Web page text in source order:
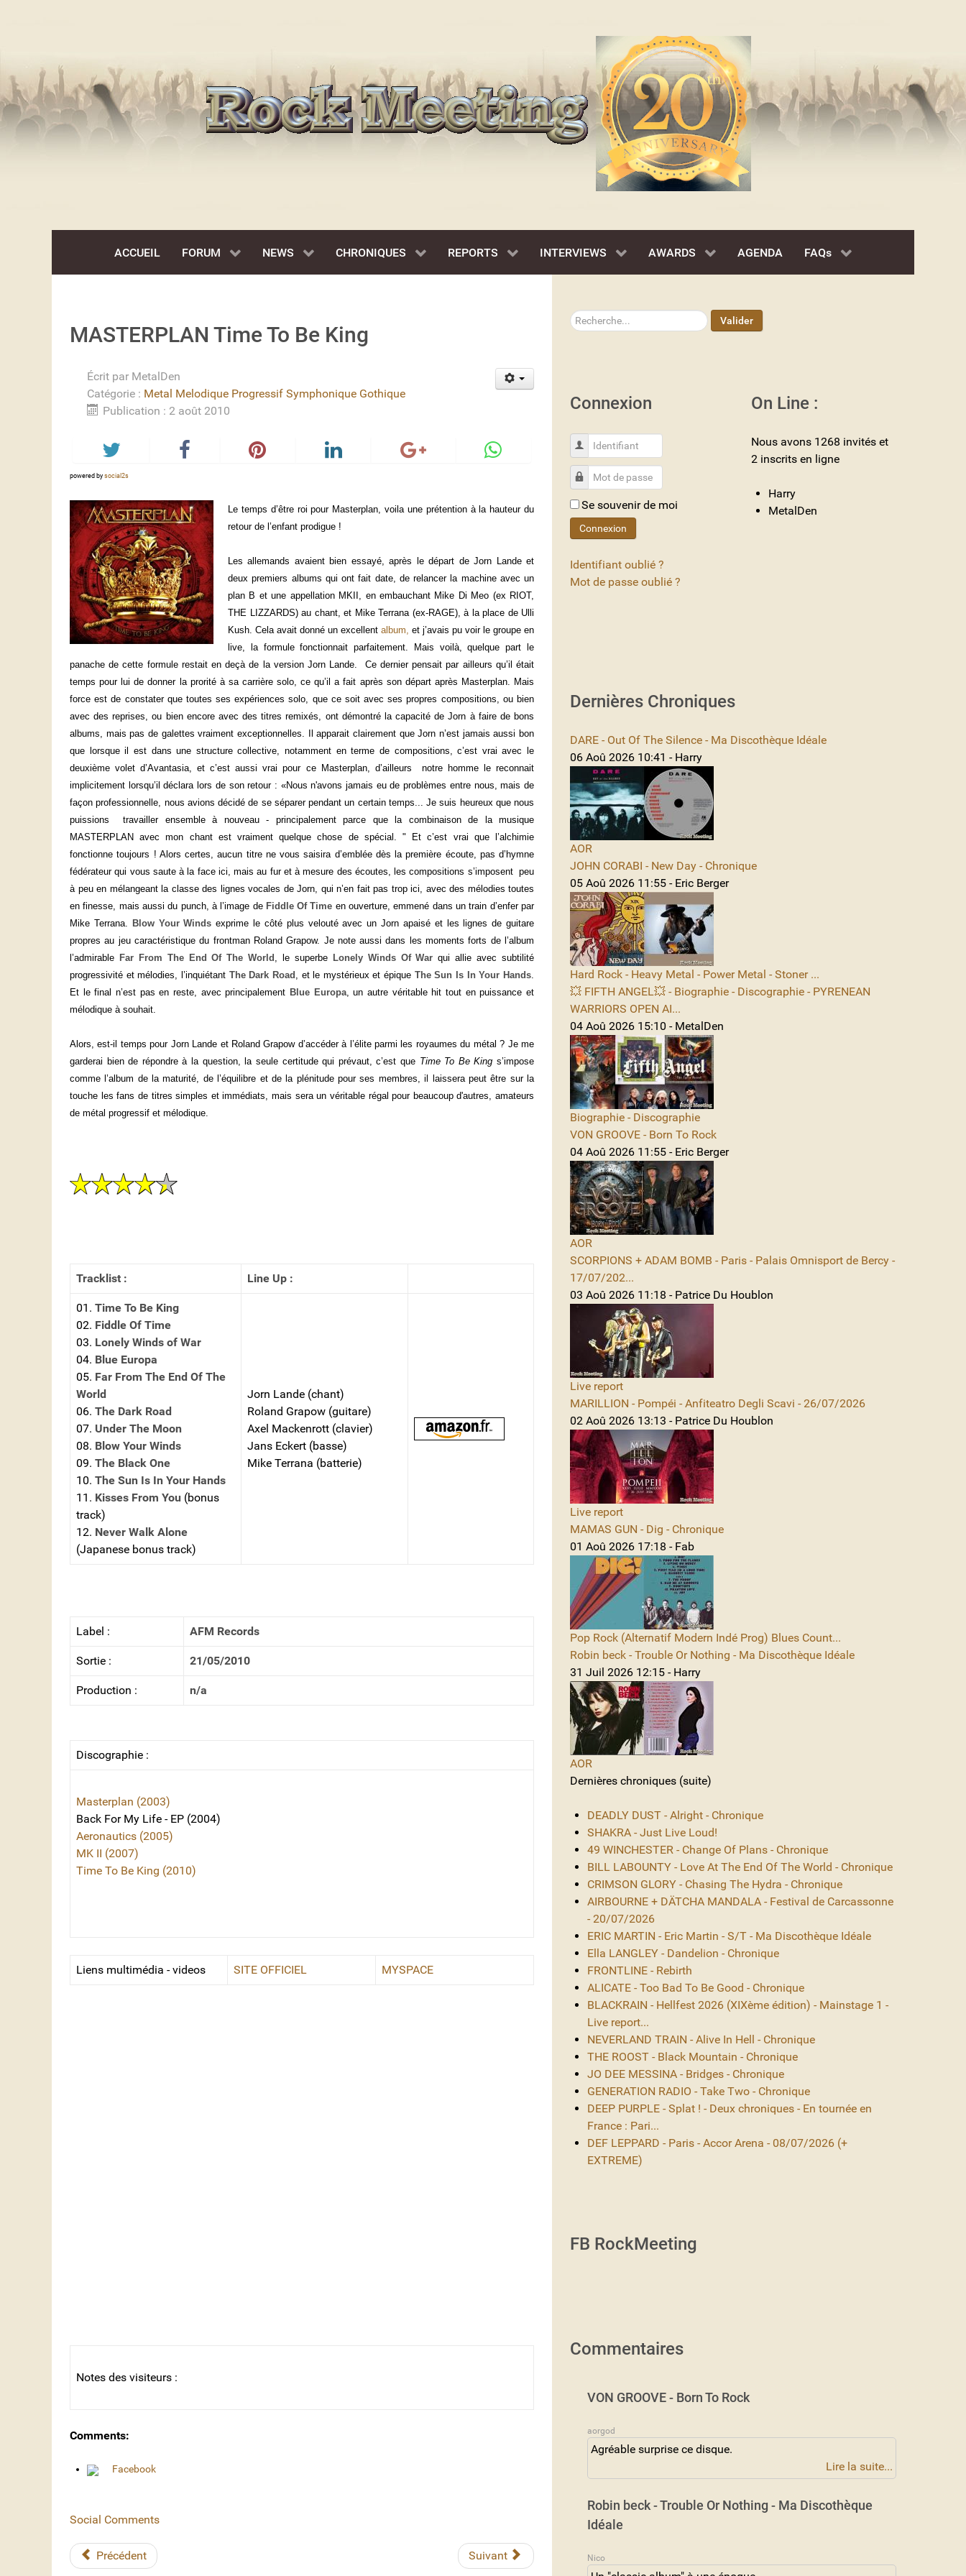
ACCUEIL FORUM NEWS CHRONIQUES REPORTS INTERVIEWS AWARDS AGENDA FAQs
MASTERPLAN Time To Be King
Écrit par MetalDen
Catégorie : Metal Melodique Progressif Symphonique Gothique
Publication : 2 août 2010
powered by social2s
Le temps d’être roi pour Masterplan, voila une prétention à la hauteur du
retour de l’enfant prodigue !
Les allemands avaient bien essayé, après le départ de Jorn Lande et
deux premiers albums qui ont fait date, de relancer la machine avec un
plan B et une appellation MKII, en embauchant Mike Di Meo (ex RIOT,
THE LIZZARDS) au chant, et Mike Terrana (ex-RAGE), à la place de Ulli
Kush. Cela avait donné un excellent album, et j’avais pu voir le groupe en
live, la formule fonctionnait parfaitement. Mais voilà, quelque part le
panache de cette formule restait en deçà de la version Jorn Lande. Ce dernier pensait par ailleurs qu’il était
temps pour lui de donner la prorité à sa carrière solo, ce qu’il a fait après son départ après Masterplan. Mais
force est de constater que toutes ses expériences solo, que ce soit avec ses propres compositions, ou bien
avec des reprises, ou bien encore avec des titres remixés, ont démontré la capacité de Jorn à faire de bons
albums, mais pas de galettes vraiment exceptionnelles. Il apparait clairement que Jorn n’est jamais aussi bon
que lorsque il est dans une structure collective, notamment en terme de compositions, c’est vrai avec le
deuxième volet d’Avantasia, et c’est aussi vrai pour ce Masterplan, d’ailleurs
notre homme le reconnait
implicitement lorsqu’il déclara lors de son retour : «Nous n'avons jamais eu de problèmes entre nous, mais de
façon professionnelle, nous avions décidé de se séparer pendant un certain temps... Je suis heureux que nous
puissions
travailler ensemble à nouveau - principalement parce que la combinaison de la musique
MASTERPLAN avec mon chant est vraiment quelque chose de spécial. " Et c’est vrai que l’alchimie
fonctionne toujours ! Alors certes, aucun titre ne vous saisira d’emblée dès la première écoute, pas d’hymne
fédérateur qui vous saute à la face ici, mais au fur et à mesure des écoutes, les compositions s’imposent peu
à peu en mélangeant la classe des lignes vocales de Jorn, qui n’en fait pas trop ici, avec des mélodies toutes
en finesse, mais aussi du punch, à l’image de Fiddle Of Time en ouverture, emmené dans un train d’enfer par
Mike Terrana. Blow Your Winds exprime le côté plus velouté avec un Jorn apaisé et les lignes de guitare
propres au jeu caractéristique du frontman Roland Grapow. Je note aussi dans les moments forts de l’album
l’admirable Far From The End Of The World , le superbe Lonely Winds Of War qui allie avec subtilité
progressivité et mélodies, l’inquiétant The Dark Road , et le mystérieux et épique The Sun Is In Your Hands.
Et le final n’est pas en reste, avec principalement Blue Europa, un autre véritable hit tout en puissance et
mélodique à souhait.
Alors, est-il temps pour Jorn Lande et Roland Grapow d’accéder à l’élite parmi les royaumes du métal ? Je me
garderai bien de répondre à la question, la seule certitude qui prévaut, c’est que Time To Be King s’impose
comme l’album de la maturité, de l’équilibre et de la plénitude pour ses membres, il laissera peut être sur la
touche les fans de titres simples et immédiats, mais sera un véritable régal pour beaucoup d'autres, amateurs
de métal progressif et mélodique.
Tracklist : Line Up :
01. Time To Be King
02. Fiddle Of Time
03. Lonely Winds of War
04. Blue Europa
05. Far From The End Of The
World
06. The Dark Road
07. Under The Moon
08. Blow Your Winds
09. The Black One
10. The Sun Is In Your Hands
11. Kisses From You (bonus
track)
12. Never Walk Alone
(Japanese bonus track)
Jorn Lande (chant)
Roland Grapow (guitare)
Axel Mackenrott (clavier)
Jans Eckert (basse)
Mike Terrana (batterie)
Label : AFM Records
Sortie : 21/05/2010
Production : n/a
Discographie :
Masterplan (2003)
Back For My Life - EP (2004)
Aeronautics (2005)
MK II (2007)
Time To Be King (2010)
Liens multimédia - videos SITE OFFICIEL MYSPACE
Notes des visiteurs :
Comments:
Facebook
Social Comments
Précédent Suivant
Rechercher Valider
Connexion
Identifiant
Mot de passe
Se souvenir de moi
Connexion
Identifiant oublié ?
Mot de passe oublié ?
On Line :
Nous avons 1268 invités et
2 inscrits en ligne
Harry
MetalDen
Dernières Chroniques
DARE - Out Of The Silence - Ma Discothèque Idéale
06 Aoû 2026 10:41 - Harry
AOR
JOHN CORABI - New Day - Chronique
05 Aoû 2026 11:55 - Eric Berger
Hard Rock - Heavy Metal - Power Metal - Stoner ...
💥 FIFTH ANGEL💥 - Biographie - Discographie - PYRENEAN
WARRIORS OPEN AI...
04 Aoû 2026 15:10 - MetalDen
Biographie - Discographie
VON GROOVE - Born To Rock
04 Aoû 2026 11:55 - Eric Berger
AOR
SCORPIONS + ADAM BOMB - Paris - Palais Omnisport de Bercy -
17/07/202...
03 Aoû 2026 11:18 - Patrice Du Houblon
Live report
MARILLION - Pompéi - Anfiteatro Degli Scavi - 26/07/2026
02 Aoû 2026 13:13 - Patrice Du Houblon
Live report
MAMAS GUN - Dig - Chronique
01 Aoû 2026 17:18 - Fab
Pop Rock (Alternatif Modern Indé Prog) Blues Count...
Robin beck - Trouble Or Nothing - Ma Discothèque Idéale
31 Juil 2026 12:15 - Harry
AOR
Dernières chroniques (suite)
DEADLY DUST - Alright - Chronique
SHAKRA - Just Live Loud!
49 WINCHESTER - Change Of Plans - Chronique
BILL LABOUNTY - Love At The End Of The World - Chronique
CRIMSON GLORY - Chasing The Hydra - Chronique
AIRBOURNE + DÄTCHA MANDALA - Festival de Carcassonne
- 20/07/2026
ERIC MARTIN - Eric Martin - S/T - Ma Discothèque Idéale
Ella LANGLEY - Dandelion - Chronique
FRONTLINE - Rebirth
ALICATE - Too Bad To Be Good - Chronique
BLACKRAIN - Hellfest 2026 (XIXème édition) - Mainstage 1 -
Live report...
NEVERLAND TRAIN - Alive In Hell - Chronique
THE ROOST - Black Mountain - Chronique
JO DEE MESSINA - Bridges - Chronique
GENERATION RADIO - Take Two - Chronique
DEEP PURPLE - Splat ! - Deux chroniques - En tournée en
France : Pari...
DEF LEPPARD - Paris - Accor Arena - 08/07/2026 (+
EXTREME)
FB RockMeeting
Commentaires
VON GROOVE - Born To Rock
aorgod
Agréable surprise ce disque.
Lire la suite...
Robin beck - Trouble Or Nothing - Ma Discothèque
Idéale
Nico